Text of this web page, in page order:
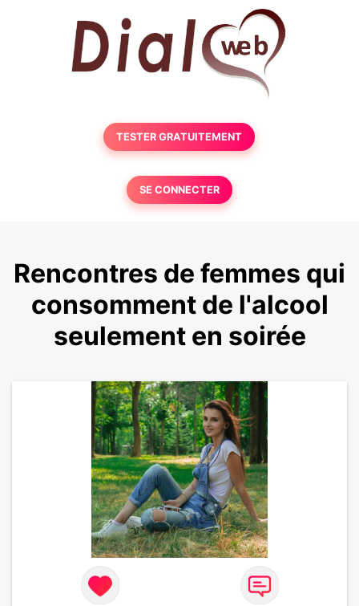
TESTER GRATUITEMENT
SE CONNECTER
Rencontres de femmes qui
consomment de l'alcool
seulement en soirée